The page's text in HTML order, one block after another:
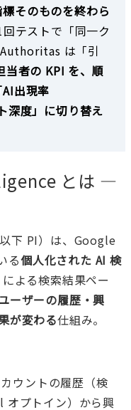
そのものを終わら
テストで「同一ク
は「引
当者の KPI を、順
出現率
深度」に切り替え
とは —
以下 PI）は、Google
る個人化された AI 検
よる検索結果ペー
ーザーの履歴・興
が変わる仕組み。
ウントの履歴（検
プトイン）から興